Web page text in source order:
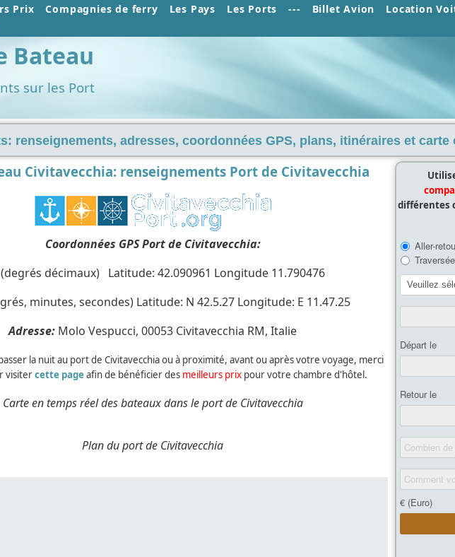
Prix Compagnies de ferry Les Pays Les Ports --- Billet Avion Location
Bateau
sur les Port
renseignements, adresses, coordonnées GPS, plans, itinéraires et carte
Civitavecchia: renseignements Port de Civitavecchia
Coordonnées GPS Port de Civitavecchia:
décimaux) Latitude: 42.090961 Longitude 11.790476
minutes, secondes) Latitude: N 42.5.27 Longitude: E 11.47.25
Adresse: Molo Vespucci, 00053 Civitavecchia RM, Italie
la nuit au port de Civitavecchia ou à proximité, avant ou après votre voyage, merci
visitercette pageafin de bénéficier des meilleurs prixpour votre chambre d'hôtel.
Carte en temps réel des bateaux dans le port de Civitavecchia
Plan du port de Civitavecchia
différentes